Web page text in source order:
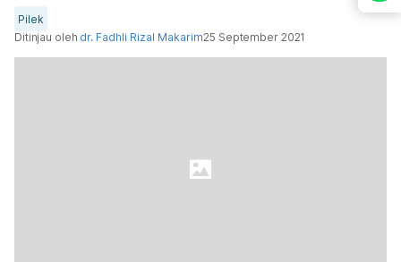
Pilek
Ditinjau oleh dr. Fadhli Rizal Makarim25 September 2021